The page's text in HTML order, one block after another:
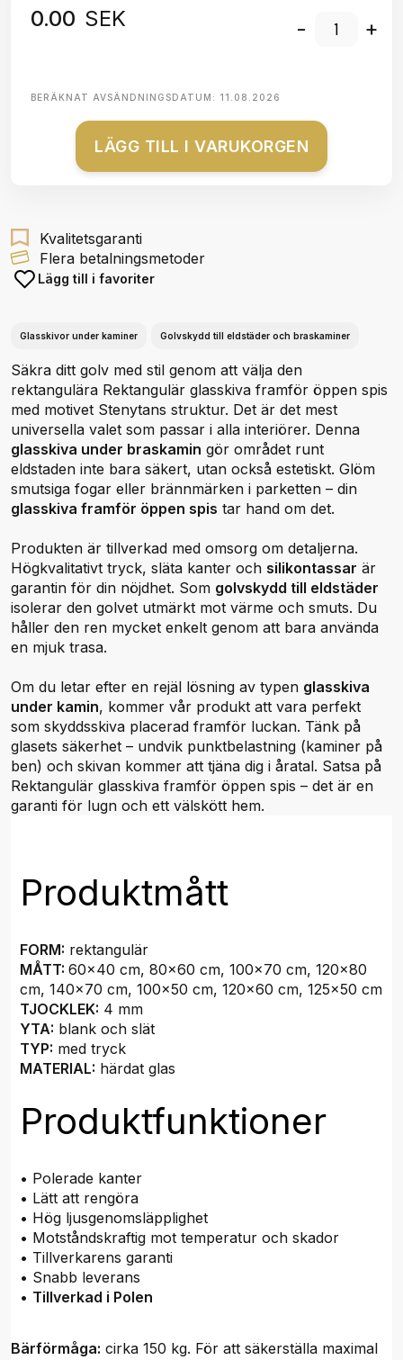
0.00 SEK - +
BERÄKNAT AVSÄNDNINGSDATUM: 11.08.2026
LÄGG TILL I VARUKORGEN
Kvalitetsgaranti
Flera betalningsmetoder
Lägg till i favoriter
Glasskivor under kaminer Golvskydd till eldstäder och braskaminer
Säkra ditt golv med stil genom att välja den
rektangulära Rektangulär glasskiva framför öppen spis
med motivet Stenytans struktur. Det är det mest
universella valet som passar i alla interiörer. Denna
glasskiva under braskamin gör området runt
eldstaden inte bara säkert, utan också estetiskt. Glöm
smutsiga fogar eller brännmärken i parketten – din
glasskiva framför öppen spis tar hand om det.
Produkten är tillverkad med omsorg om detaljerna.
Högkvalitativt tryck, släta kanter och silikontassar är
garantin för din nöjdhet. Som golvskydd till eldstäder
isolerar den golvet utmärkt mot värme och smuts. Du
håller den ren mycket enkelt genom att bara använda
en mjuk trasa.
Om du letar efter en rejäl lösning av typen glasskiva
under kamin, kommer vår produkt att vara perfekt
som skyddsskiva placerad framför luckan. Tänk på
glasets säkerhet – undvik punktbelastning (kaminer på
ben) och skivan kommer att tjäna dig i åratal. Satsa på
Rektangulär glasskiva framför öppen spis – det är en
garanti för lugn och ett välskött hem.
Produktmått
FORM: rektangulär
MÅTT: 60x40 cm, 80x60 cm, 100x70 cm, 120x80
cm, 140x70 cm, 100x50 cm, 120x60 cm, 125x50 cm
TJOCKLEK: 4 mm
YTA: blank och slät
TYP: med tryck
MATERIAL: härdat glas
Produktfunktioner
• Polerade kanter
• Lätt att rengöra
• Hög ljusgenomsläpplighet
• Motståndskraftig mot temperatur och skador
• Tillverkarens garanti
• Snabb leverans
• Tillverkad i Polen
Bärförmåga: cirka 150 kg. För att säkerställa maximal